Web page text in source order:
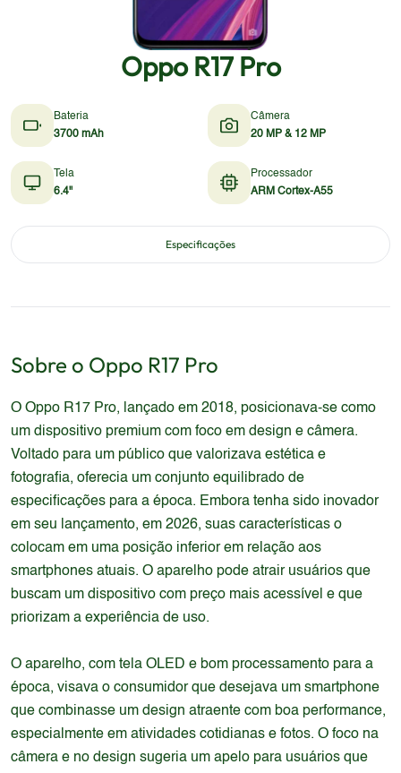
Oppo R17 Pro
Bateria
3700 mAh
Câmera
20 MP & 12 MP
Tela
6.4"
Processador
ARM Cortex-A55
Especificações
Sobre o Oppo R17 Pro
O Oppo R17 Pro, lançado em 2018, posicionava-se como
um dispositivo premium com foco em design e câmera.
Voltado para um público que valorizava estética e
fotografia, oferecia um conjunto equilibrado de
especificações para a época. Embora tenha sido inovador
em seu lançamento, em 2026, suas características o
colocam em uma posição inferior em relação aos
smartphones atuais. O aparelho pode atrair usuários que
buscam um dispositivo com preço mais acessível e que
priorizam a experiência de uso.
O aparelho, com tela OLED e bom processamento para a
época, visava o consumidor que desejava um smartphone
que combinasse um design atraente com boa performance,
especialmente em atividades cotidianas e fotos. O foco na
câmera e no design sugeria um apelo para usuários que